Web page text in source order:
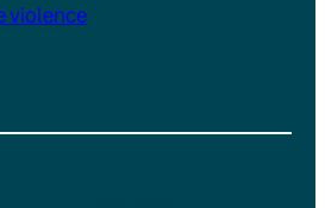
violence